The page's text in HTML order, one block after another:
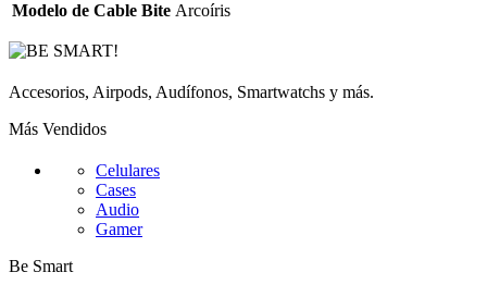
Modelo de Cable Bite Arcoíris
Accesorios, Airpods, Audífonos, Smartwatchs y más.
Más Vendidos
Celulares
Cases
Audio
Gamer
Be Smart